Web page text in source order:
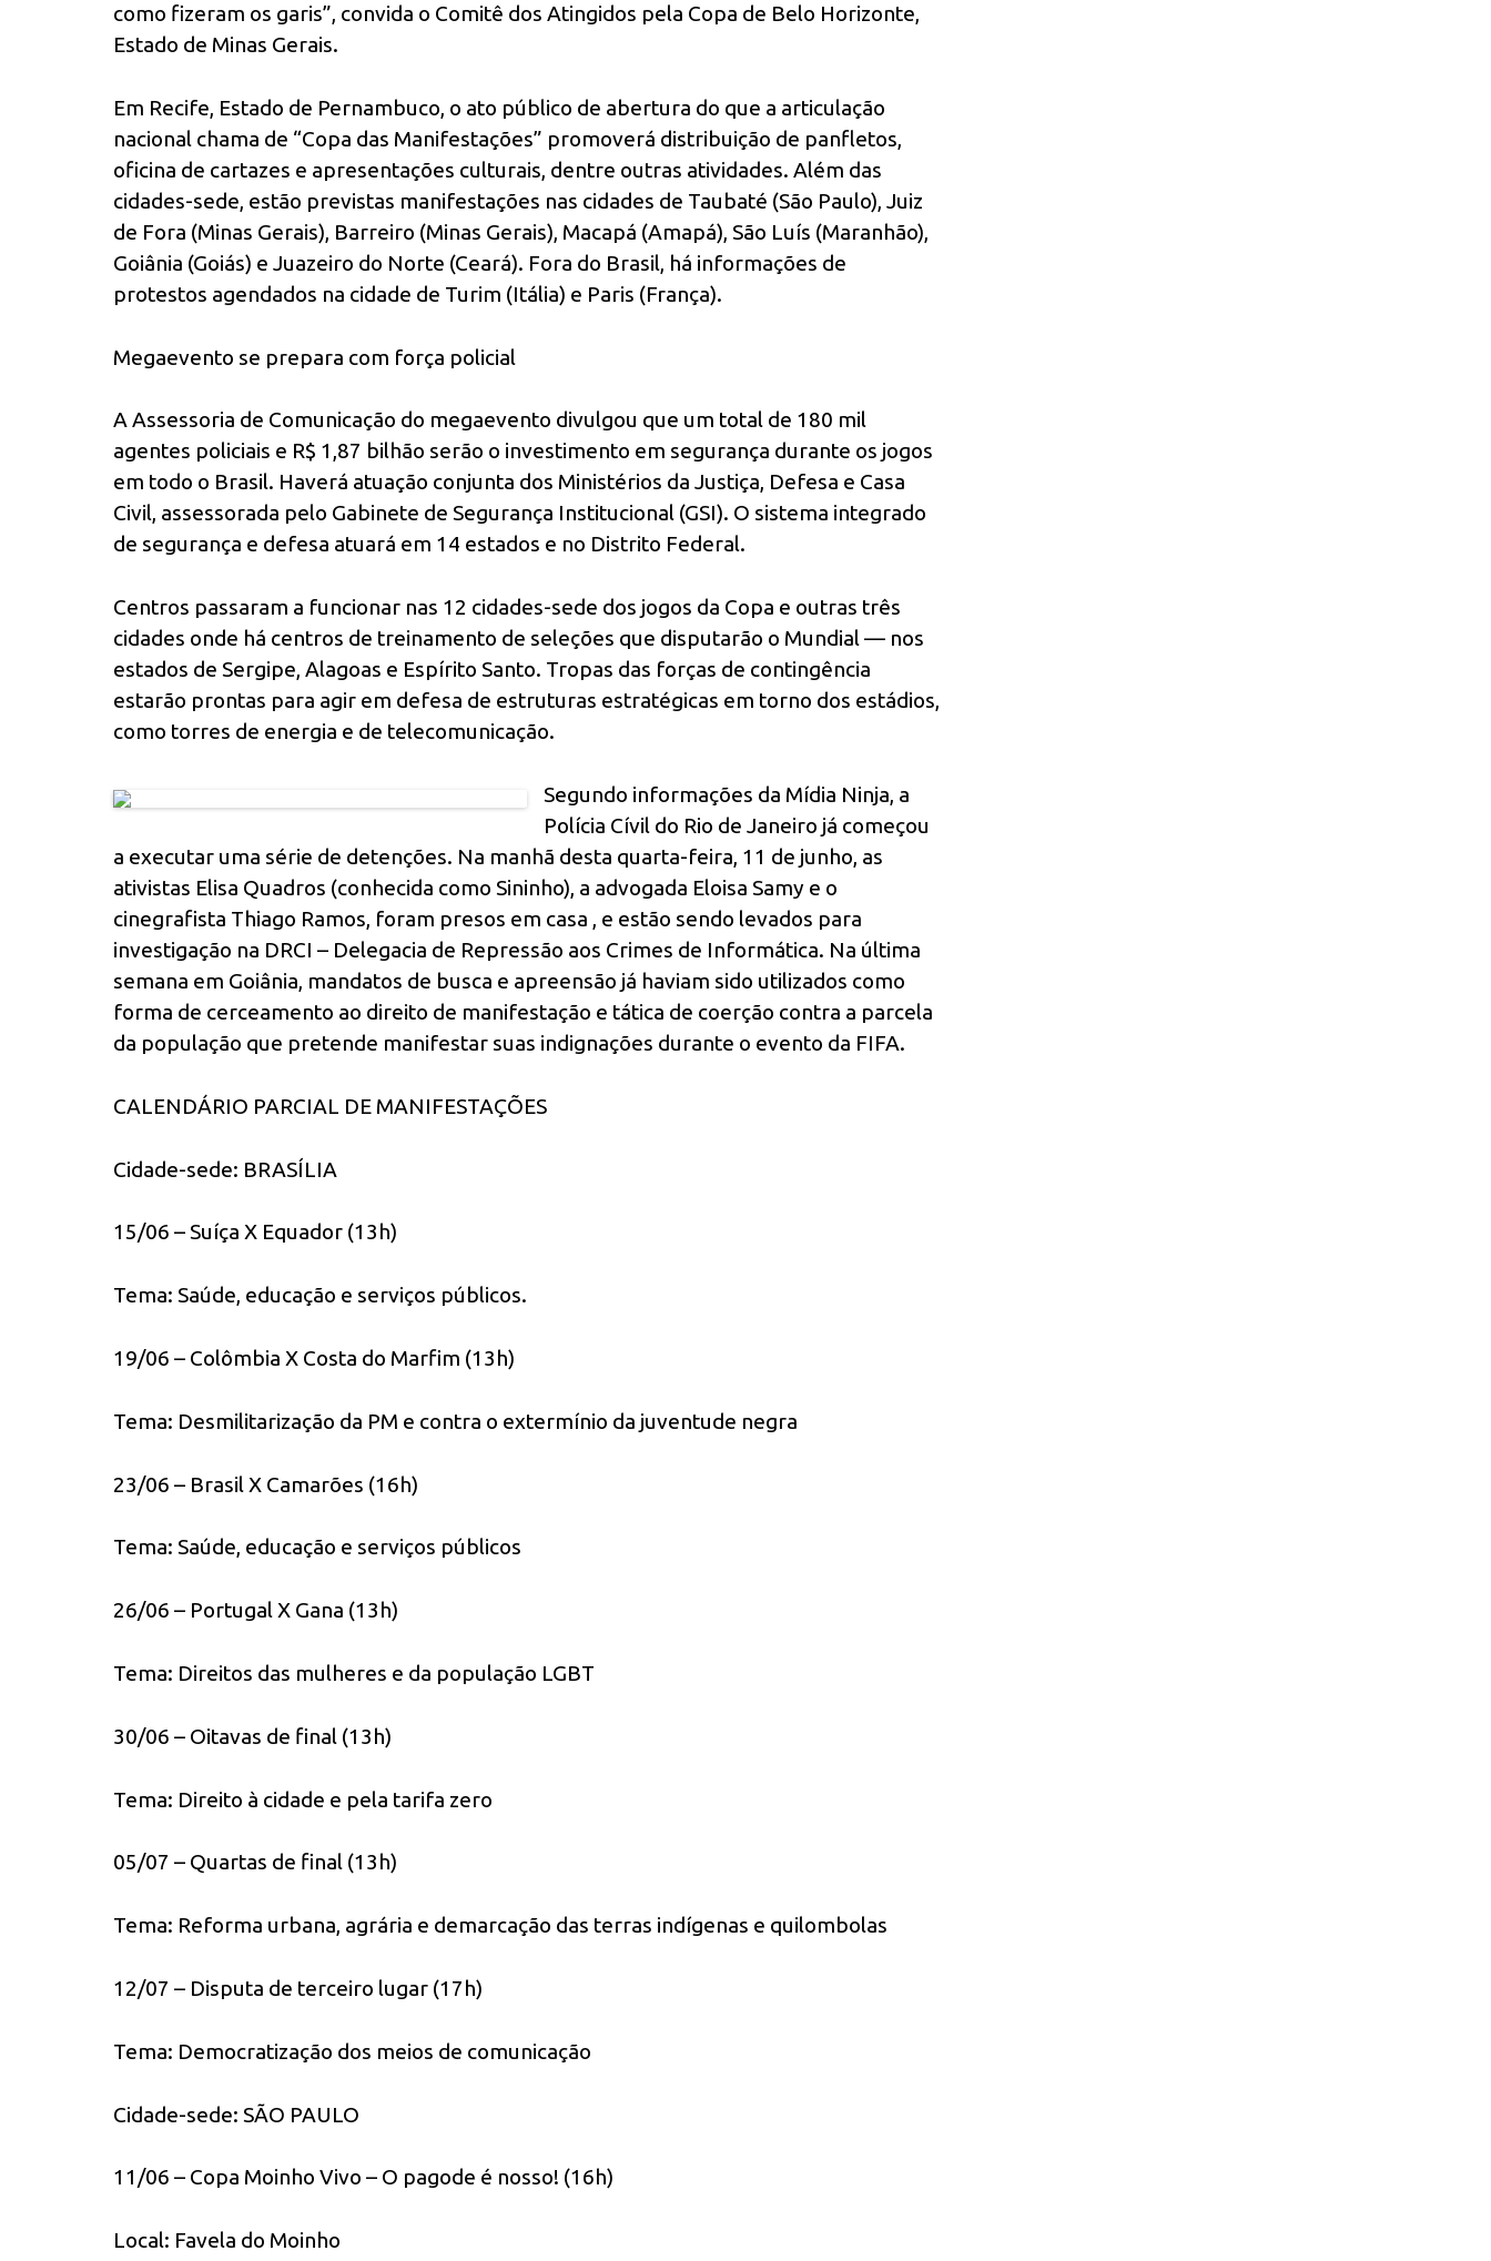
como fizeram os garis”, convida o Comitê dos Atingidos pela Copa de Belo Horizonte,
Estado de Minas Gerais.
Em Recife, Estado de Pernambuco, o ato público de abertura do que a articulação
nacional chama de “Copa das Manifestações” promoverá distribuição de panfletos,
oficina de cartazes e apresentações culturais, dentre outras atividades. Além das
cidades-sede, estão previstas manifestações nas cidades de Taubaté (São Paulo), Juiz
de Fora (Minas Gerais), Barreiro (Minas Gerais), Macapá (Amapá), São Luís (Maranhão),
Goiânia (Goiás) e Juazeiro do Norte (Ceará). Fora do Brasil, há informações de
protestos agendados na cidade de Turim (Itália) e Paris (França).
Megaevento se prepara com força policial
A Assessoria de Comunicação do megaevento divulgou que um total de 180 mil
agentes policiais e R$ 1,87 bilhão serão o investimento em segurança durante os jogos
em todo o Brasil. Haverá atuação conjunta dos Ministérios da Justiça, Defesa e Casa
Civil, assessorada pelo Gabinete de Segurança Institucional (GSI). O sistema integrado
de segurança e defesa atuará em 14 estados e no Distrito Federal.
Centros passaram a funcionar nas 12 cidades-sede dos jogos da Copa e outras três
cidades onde há centros de treinamento de seleções que disputarão o Mundial — nos
estados de Sergipe, Alagoas e Espírito Santo. Tropas das forças de contingência
estarão prontas para agir em defesa de estruturas estratégicas em torno dos estádios,
como torres de energia e de telecomunicação.
Segundo informações da Mídia Ninja, a
Polícia Cívil do Rio de Janeiro já começou
a executar uma série de detenções. Na manhã desta quarta-feira, 11 de junho, as
ativistas Elisa Quadros (conhecida como Sininho), a advogada Eloisa Samy e o
cinegrafista Thiago Ramos, foram presos em casa , e estão sendo levados para
investigação na DRCI – Delegacia de Repressão aos Crimes de Informática. Na última
semana em Goiânia, mandatos de busca e apreensão já haviam sido utilizados como
forma de cerceamento ao direito de manifestação e tática de coerção contra a parcela
da população que pretende manifestar suas indignações durante o evento da FIFA.
CALENDÁRIO PARCIAL DE MANIFESTAÇÕES
Cidade-sede: BRASÍLIA
15/06 – Suíça X Equador (13h)
Tema: Saúde, educação e serviços públicos.
19/06 – Colômbia X Costa do Marfim (13h)
Tema: Desmilitarização da PM e contra o extermínio da juventude negra
23/06 – Brasil X Camarões (16h)
Tema: Saúde, educação e serviços públicos
26/06 – Portugal X Gana (13h)
Tema: Direitos das mulheres e da população LGBT
30/06 – Oitavas de final (13h)
Tema: Direito à cidade e pela tarifa zero
05/07 – Quartas de final (13h)
Tema: Reforma urbana, agrária e demarcação das terras indígenas e quilombolas
12/07 – Disputa de terceiro lugar (17h)
Tema: Democratização dos meios de comunicação
Cidade-sede: SÃO PAULO
11/06 – Copa Moinho Vivo – O pagode é nosso! (16h)
Local: Favela do Moinho